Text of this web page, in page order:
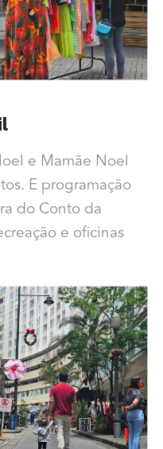
e Mamãe Noel
E programação
do Conto da
e oficinas